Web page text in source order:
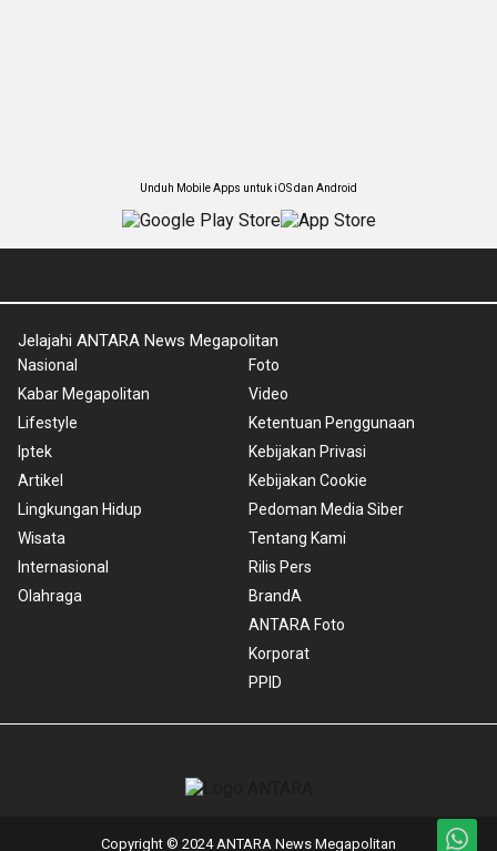
Unduh Mobile Apps untuk iOS dan Android
Jelajahi ANTARA News Megapolitan
Nasional
Kabar Megapolitan
Lifestyle
Iptek
Artikel
Lingkungan Hidup
Wisata
Internasional
Olahraga
Foto
Video
Ketentuan Penggunaan
Kebijakan Privasi
Kebijakan Cookie
Pedoman Media Siber
Tentang Kami
Rilis Pers
BrandA
ANTARA Foto
Korporat
PPID
Copyright © 2024 ANTARA News Megapolitan